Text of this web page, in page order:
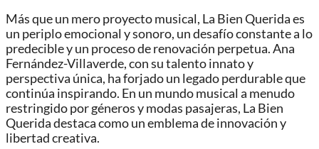
Más que un mero proyecto musical, La Bien Querida es
un periplo emocional y sonoro, un desafío constante a lo
predecible y un proceso de renovación perpetua. Ana
Fernández-Villaverde, con su talento innato y
perspectiva única, ha forjado un legado perdurable que
continúa inspirando. En un mundo musical a menudo
restringido por géneros y modas pasajeras, La Bien
Querida destaca como un emblema de innovación y
libertad creativa.